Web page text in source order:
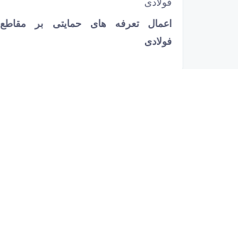
27 ثانیه
1305
اعمال تعرفه‌ های حمایتی بر مقاطع
فولادی